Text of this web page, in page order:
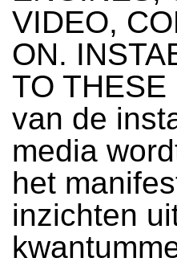
VIDEO,
ON.
TO THESE
van de
media
het
inzichten